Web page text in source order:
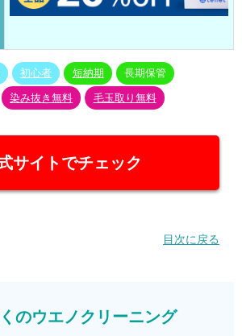
初心者 短納期 長期保管
染み抜き無料 毛玉取り無料
サイトでチェック
目次に戻る
のウエノクリーニング